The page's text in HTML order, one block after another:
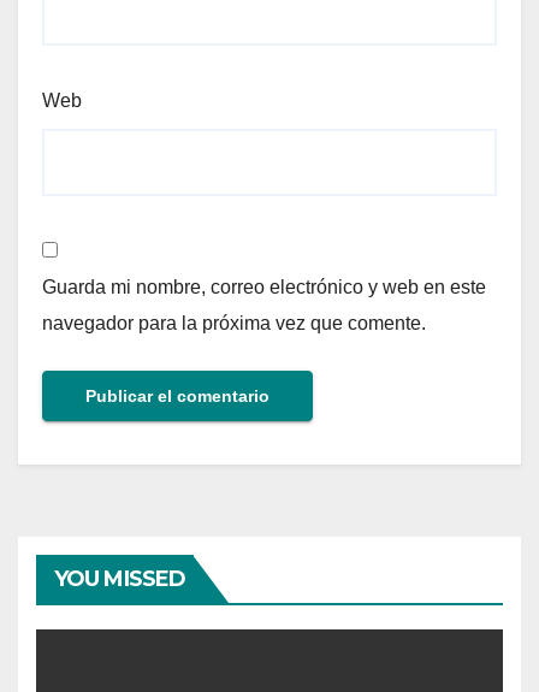
Web
Guarda mi nombre, correo electrónico y web en este
navegador para la próxima vez que comente.
YOU MISSED